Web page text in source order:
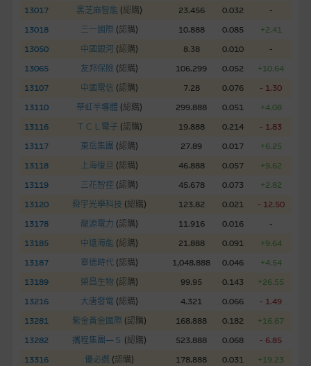
13017
黑芝麻智能 (認購) 23.456 0.032
-
13018
三一國際 (認購) 10.888 0.085
+2.41
13050
中國銀河 (認購) 8.38 0.010
-
13065
友邦保險 (認購) 106.299 0.052
+10.64
13107
中國電信 (認購) 7.28 0.076
- 1.30
13110
華虹半導體 (認購) 299.888 0.051
+4.08
13116
ＴＣＬ電子 (認購) 19.888 0.214
- 1.83
13117
東岳集團 (認購) 27.89 0.017
+6.25
13118
上海復旦 (認購) 46.888 0.057
+9.62
13119
三花智控 (認購) 45.678 0.073
+2.82
13120
舜宇光學科技 (認購) 123.82 0.021
- 12.50
13178
龍源電力 (認購) 11.916 0.016
-
13185
中遠海能 (認購) 21.888 0.091
+9.64
13187
寧德時代 (認購) 1,048.888 0.046
+4.54
13189
榮昌生物 (認購) 99.95 0.143
+26.55
13216
大唐發電 (認購) 4.321 0.066
- 1.49
13281
紫金黃金國際 (認購) 168.888 0.182
+16.67
13282
攜程集團—Ｓ (認購) 523.888 0.068
- 6.85
13316
優必選 (認購) 178.888 0.031
+19.23
網站內容不構成要約及徵求要約，或作為任何合約的根據，以購
買或銷售任何證券、貸款或其他工具。網站內容由麥格理集團所
品的過去業績並不保證或預測將來表現。
在法律最大許可的情況下，麥格理集團及其任何相關公司或其董
事、高層職員、僱員或代理人不作陳述，亦不保證網站內容，或
整、合時及準確，對任何因任何形式(包括疏忽)由於網站內容的
錯誤、失實、遺漏、或任何人士對網站內容的依賴而導致的損失
或損毀，亦一概不會承擔責任或債務。
本使用條款的所有方面均受香港法例管限。
無法收回部份或全部應收款項。結構性產品價格可升可跌。過往
表現並不反映未來表現。產品的第二市場可能有限而麥格理資本
股份有限公司可能是唯一報價方。閣下應閱讀載于
www.warrants.com.hk 之上市文件以瞭解結構性產品的詳情及
自行評估箇中風險。如有需要，請徵詢獨立之專業意見。牛熊證